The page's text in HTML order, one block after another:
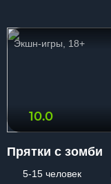
Экшн-игры, 18+
10.0
Прятки с зомби
5-15 человек